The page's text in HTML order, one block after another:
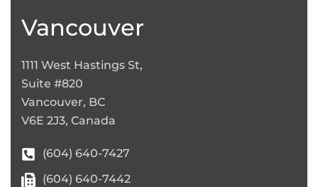
−
Vancouver
1111 West Hastings St,
Suite #820
Vancouver, BC
V6E 2J3, Canada
(604) 640-7427
(604) 640-7442